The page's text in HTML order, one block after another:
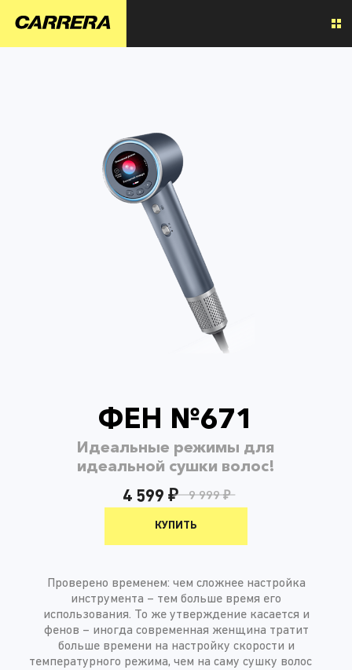
ФЕН №671
Идеальные режимы для
идеальной сушки волос!
4 599 ₽ 9 999 ₽
КУПИТЬ
Проверено временем: чем сложнее настройка
инструмента – тем больше время его
использования. То же утверждение касается и
фенов – иногда современная женщина тратит
больше времени на настройку скорости и
температурного режима, чем на саму сушку волос